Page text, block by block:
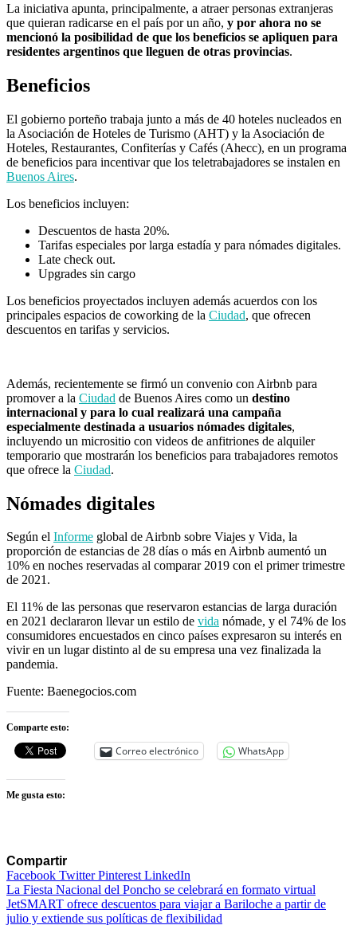
La iniciativa apunta, principalmente, a atraer personas extranjeras
que quieran radicarse en el país por un año, y por ahora no se
mencionó la posibilidad de que los beneficios se apliquen para
residentes argentinos que lleguen de otras provincias.
Beneficios
El gobierno porteño trabaja junto a más de 40 hoteles nucleados en
la Asociación de Hoteles de Turismo (AHT) y la Asociación de
Hoteles, Restaurantes, Confiterías y Cafés (Ahecc), en un programa
de beneficios para incentivar que los teletrabajadores se instalen en
Buenos Aires.
Los beneficios incluyen:
Descuentos de hasta 20%.
Tarifas especiales por larga estadía y para nómades digitales.
Late check out.
Upgrades sin cargo
Los beneficios proyectados incluyen además acuerdos con los
principales espacios de coworking de la Ciudad, que ofrecen
descuentos en tarifas y servicios.
Además, recientemente se firmó un convenio con Airbnb para
promover a la Ciudad de Buenos Aires como un destino
internacional y para lo cual realizará una campaña
especialmente destinada a usuarios nómades digitales,
incluyendo un micrositio con videos de anfitriones de alquiler
temporario que mostrarán los beneficios para trabajadores remotos
que ofrece la Ciudad.
Nómades digitales
Según el Informe global de Airbnb sobre Viajes y Vida, la
proporción de estancias de 28 días o más en Airbnb aumentó un
10% en noches reservadas al comparar 2019 con el primer trimestre
de 2021.
El 11% de las personas que reservaron estancias de larga duración
en 2021 declararon llevar un estilo de vida nómade, y el 74% de los
consumidores encuestados en cinco países expresaron su interés en
vivir en un lugar distinto al de su empresa una vez finalizada la
pandemia.
Fuente: Baenegocios.com
Comparte esto:
Correo electrónico WhatsApp
Me gusta esto:
Compartir
Facebook TwitterPinterestLinkedIn
Navegación
de
La Fiesta Nacional del Poncho se celebrará en formato virtual
JetSMART ofrece descuentos para viajar a Bariloche a partir de
julio y extiende sus políticas de flexibilidad